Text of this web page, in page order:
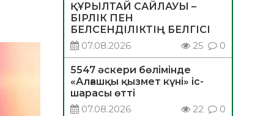
ҚҰРЫЛТАЙ САЙЛАУЫ –
БІРЛІК ПЕН
БЕЛСЕНДІЛІКТІҢ БЕЛГІСІ
07.08.2026
25 0
5547 әскери бөлімінде
«Алғашқы қызмет күні» іс-
шарасы өтті
07.08.2026
22 0